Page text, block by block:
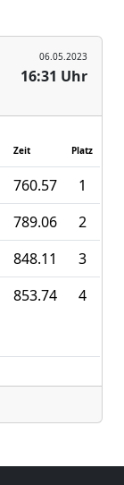
06.05.2023
16:31 Uhr
Zeit Platz
760.57
1
789.06
2
848.11
3
853.74 4